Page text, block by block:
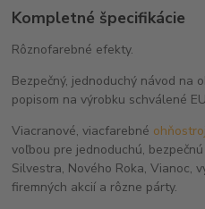
Kompletné špecifikácie
Rôznofarebné efekty.
Bezpečný, jednoduchý návod na
popisom na výrobku schválené
Viacranové, viacfarebné
voľbou pre jednoduchú,
Silvestra, Nového Roka, Vianoc,
firemných akcií a rôzne párty.